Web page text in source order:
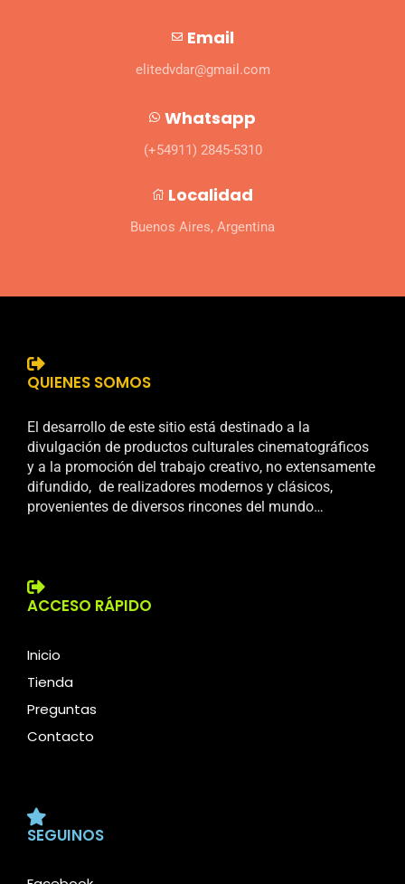
Email
elitedvdar@gmail.com
Whatsapp
(+54911) 2845-5310
Localidad
Buenos Aires, Argentina
QUIENES SOMOS
El desarrollo de este sitio está destinado a la
divulgación de productos culturales cinematográficos
y a la promoción del trabajo creativo, no extensamente
difundido, de realizadores modernos y clásicos,
provenientes de diversos rincones del mundo…
ACCESO RÁPIDO
Inicio
Tienda
Preguntas
Contacto
SEGUINOS